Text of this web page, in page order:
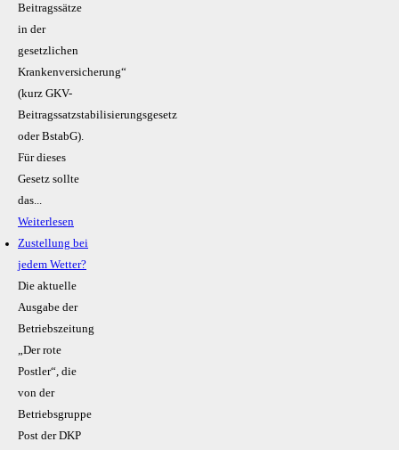
Beitragssätze
in der
gesetzlichen
Krankenversicherung“
(kurz GKV-
Beitragssatzstabilisierungsgesetz
oder BstabG).
Für dieses
Gesetz sollte
das...
Weiterlesen
Zustellung bei
jedem Wetter?
Die aktuelle
Ausgabe der
Betriebszeitung
„Der rote
Postler“, die
von der
Betriebsgruppe
Post der DKP